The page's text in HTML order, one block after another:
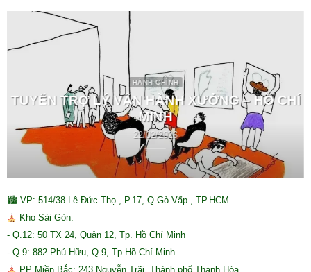
HÀNH CHÍNH
TUYỂN TRỢ LÝ VẬN HÀNH XƯỞNG – HỒ CHÍ
MINH
22/02/2026
🏙 VP: 514/38 Lê Đức Thọ , P.17, Q.Gò Vấp , TP.HCM.
Kho Sài Gòn:
- Q.12: 50 TX 24, Quận 12, Tp. Hồ Chí Minh
- Q.9: 882 Phú Hữu, Q.9, Tp.Hồ Chí Minh
PP Miền Bắc: 243 Nguyễn Trãi, Thành phố Thanh Hóa